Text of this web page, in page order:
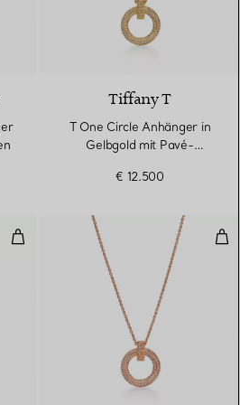
2 Materialien
Tiffany T
T One Circle Anhänger in
Gelbgold mit Pavé-
€ 12.500
Anhänger in Roségold mit
3 Materialien
T